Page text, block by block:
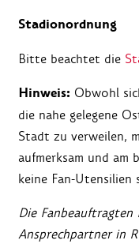
Stadionordnung
Bitte beachtet die
Hinweis: Obwohl
die nahe gelegene
Stadt zu verweilen,
aufmerksam und am
keine Fan-Utensilien
Die Fanbeauftragten
Ansprechpartner in